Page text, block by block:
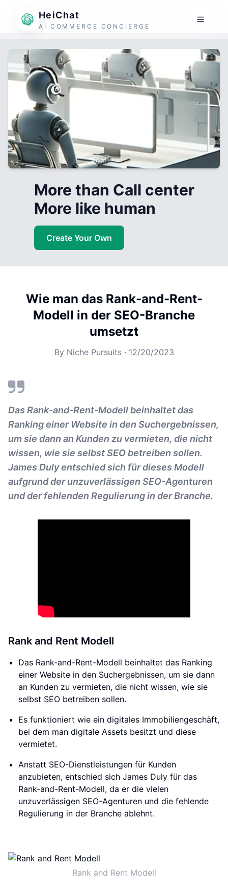
HeiChat
AI COMMERCE CONCIERGE
More than Call center
More like human
Create Your Own
Wie man das Rank-and-Rent-
Modell in der SEO-Branche
umsetzt
By Niche Pursuits· 12/20/2023
Das Rank-and-Rent-Modell beinhaltet das
Ranking einer Website in den Suchergebnissen,
um sie dann an Kunden zu vermieten, die nicht
wissen, wie sie selbst SEO betreiben sollen.
James Duly entschied sich für dieses Modell
aufgrund der unzuverlässigen SEO-Agenturen
und der fehlenden Regulierung in der Branche.
Rank and Rent Modell
Das Rank-and-Rent-Modell beinhaltet das Ranking
einer Website in den Suchergebnissen, um sie dann
an Kunden zu vermieten, die nicht wissen, wie sie
selbst SEO betreiben sollen.
Es funktioniert wie ein digitales Immobiliengeschäft,
bei dem man digitale Assets besitzt und diese
vermietet.
Anstatt SEO-Dienstleistungen für Kunden
anzubieten, entschied sich James Duly für das
Rank-and-Rent-Modell, da er die vielen
unzuverlässigen SEO-Agenturen und die fehlende
Regulierung in der Branche ablehnt.
Rank and Rent Modell